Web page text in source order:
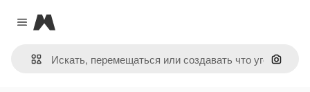
Close menu
Magnific
Поиск